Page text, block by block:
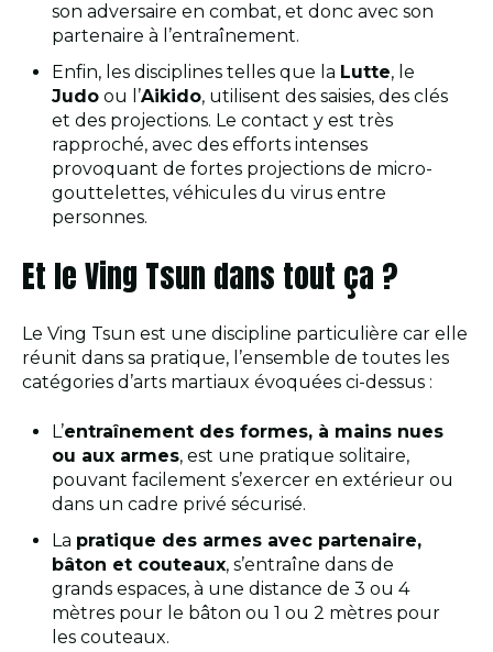
son adversaire en combat, et donc avec son
partenaire à l’entraînement.
Enfin, les disciplines telles que la Lutte, le
Judo ou l’Aikido, utilisent des saisies, des clés
et des projections. Le contact y est très
rapproché, avec des efforts intenses
provoquant de fortes projections de micro-
gouttelettes, véhicules du virus entre
personnes.
Et le Ving Tsun dans tout ça ?
Le Ving Tsun est une discipline particulière car elle
réunit dans sa pratique, l’ensemble de toutes les
catégories d’arts martiaux évoquées ci-dessus :
L’entraînement des formes, à mains nues
ou aux armes, est une pratique solitaire,
pouvant facilement s’exercer en extérieur ou
dans un cadre privé sécurisé.
La pratique des armes avec partenaire,
bâton et couteaux, s’entraîne dans de
grands espaces, à une distance de 3 ou 4
mètres pour le bâton ou 1 ou 2 mètres pour
les couteaux.